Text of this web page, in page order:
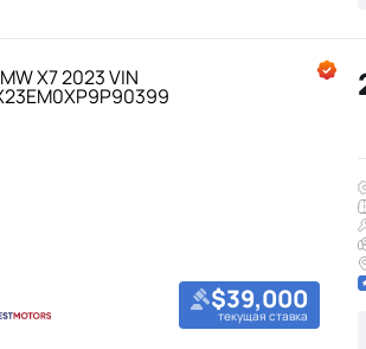
$39,000
текущая ставка